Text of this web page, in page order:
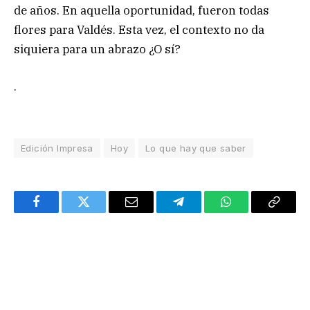
de años. En aquella oportunidad, fueron todas
flores para Valdés. Esta vez, el contexto no da
siquiera para un abrazo ¿O sí?
.
Edición Impresa Hoy Lo que hay que saber
FacebookTwitter Email TelegramWhatsAppCopy